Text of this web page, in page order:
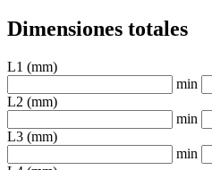
Dimensiones totales
L1 (mm)
min
L2 (mm)
min
L3 (mm)
min